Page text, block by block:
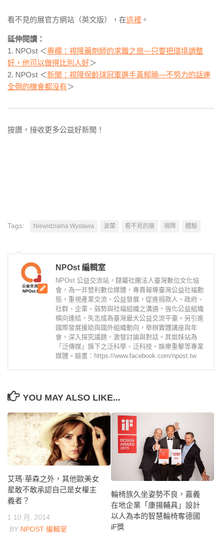
看不見的展官方網站（英文版），在這裡 。
延伸閱讀：
1. NPOst ＜專欄：視障藥劑師的求職之旅―只要把環境調整
好，他可以做得比別人好＞
2. NPOst ＜新聞：視障保齡球冠軍選手黃郁曉―不努力的話連
全倒的機會都沒有＞
按讚，接收更多公益好新聞！
Tags: Niewidzialna Wystawa 波蘭 看不見的展 視障 體驗
NPOst 編輯室
NPOst 公益交流站，隸屬社團法人臺灣數位文化協
會，為一非營利數位媒體，專責報導臺灣公益社福動
態，重視產業交流、公益發展，促進捐款人、政府、
社群、企業、弱勢與社福組織之溝通，強化公益組織
橫向連結，矢志成為臺灣最大公益交流平臺。另引進
國際發展援助與國外組織動向，舉辦實體講座與年
會，深入探究議題，激發討論與對話。其姐妹站為
「泛傳媒」旗下之泛科學、泛科技、娛樂重擊等專業
媒體。臉書：https://www.facebook.com/npost.tw
YOU MAY ALSO LIKE...
艾瑪·華森之外，其他歐美女
星敢不敢承認自己是女權主
義者？
1 10 月, 2014
BY NPOST 編輯室
輪椅族久坐姿勢不良，嘉義
在地企業「康揚輔具」設計
以人為本的智慧輪椅奪德國
iF獎